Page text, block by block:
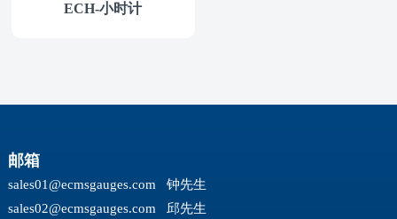
ECH-小时计
邮箱
sales01@ecmsgauges.com 钟先生
sales02@ecmsgauges.com 邱先生